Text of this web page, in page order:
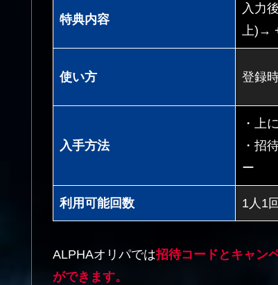
特典内容
入力
上)→
使い方 登録
入手方法
・上
・招
ー
利用可能回数 1人1回
ALPHAオリパでは招待コードとキャン
ができます。